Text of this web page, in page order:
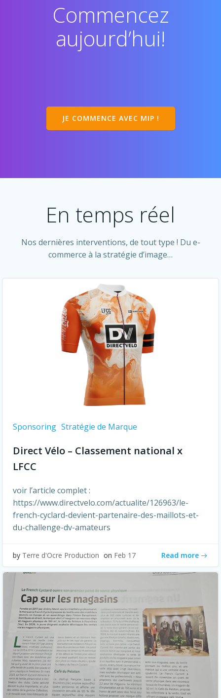
Commencez
aujourd’hui!
JE COMMENCE AVEC MIP !
En temps réel
Nos dernières interventions, de tout type ! Du e-
commerce à la stratégie d’image…
Sponsoring Stratégie de Marque
Direct Vélo – Classement national x
LFCC
voir l’article complet :
https://www.directvelo.com/actualite/126963/le-
french-cyclard-devient-partenaire-des-maillots-et-
du-challenge-dv-amateurs
by Terre d'Ocre Production on Feb 17 Read more